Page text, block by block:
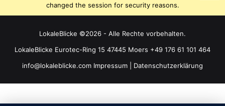
changed the session for security reasons.
LokaleBlicke ©2026 - Alle Rechte vorbehalten.
LokaleBlicke Eurotec-Ring 15 47445 Moers +49 176 61 101 464
info@lokaleblicke.com Impressum Datenschutzerklärung